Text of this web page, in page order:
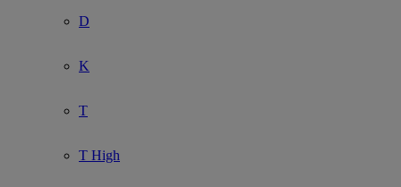
D
K
T
T High